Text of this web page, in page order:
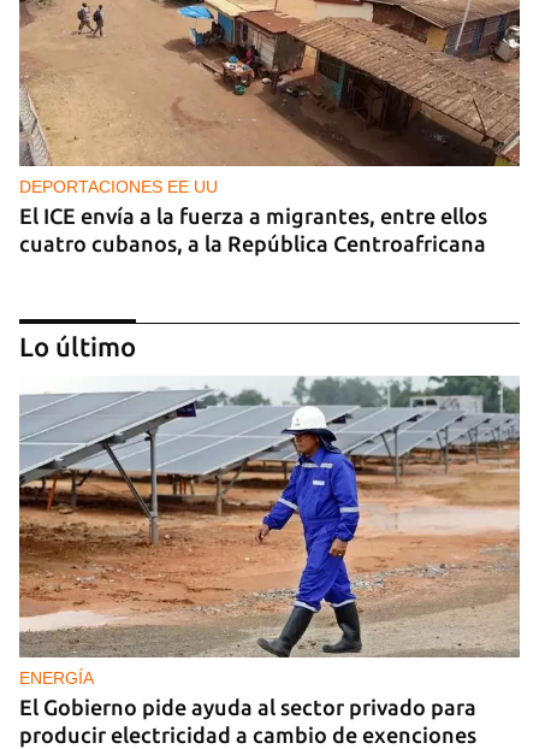
DEPORTACIONES EE UU
El ICE envía a la fuerza a migrantes, entre ellos
cuatro cubanos, a la República Centroafricana
GUERRA
Ucrania ataca otro centro logístico del Amazon
ruso, esta vez en los Urales
Lo último
ENERGÍA
El Gobierno pide ayuda al sector privado para
producir electricidad a cambio de exenciones